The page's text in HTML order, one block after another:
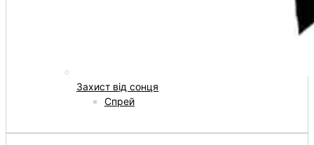
Захист від сонця
Спрей